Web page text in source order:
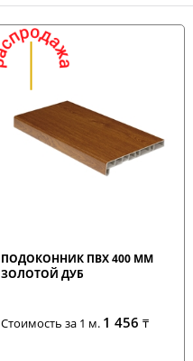
ПОДОКОННИК ПВХ 400 ММ
ЗОЛОТОЙ ДУБ
Стоимость за 1 м. 1 456₸